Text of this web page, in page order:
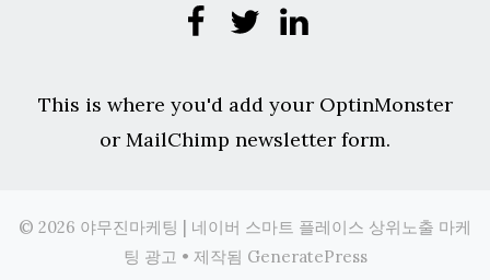
This is where you'd add your OptinMonster
or MailChimp newsletter form.
© 2026 야무진마케팅 | 네이버 스마트 플레이스 상위노출 마케
팅 광고 • 제작됨 GeneratePress